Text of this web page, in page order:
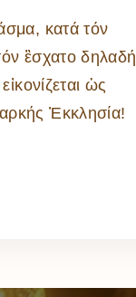
κατά τόν
ἒσχατο δηλαδή
ὡς
Ἐκκλησία!